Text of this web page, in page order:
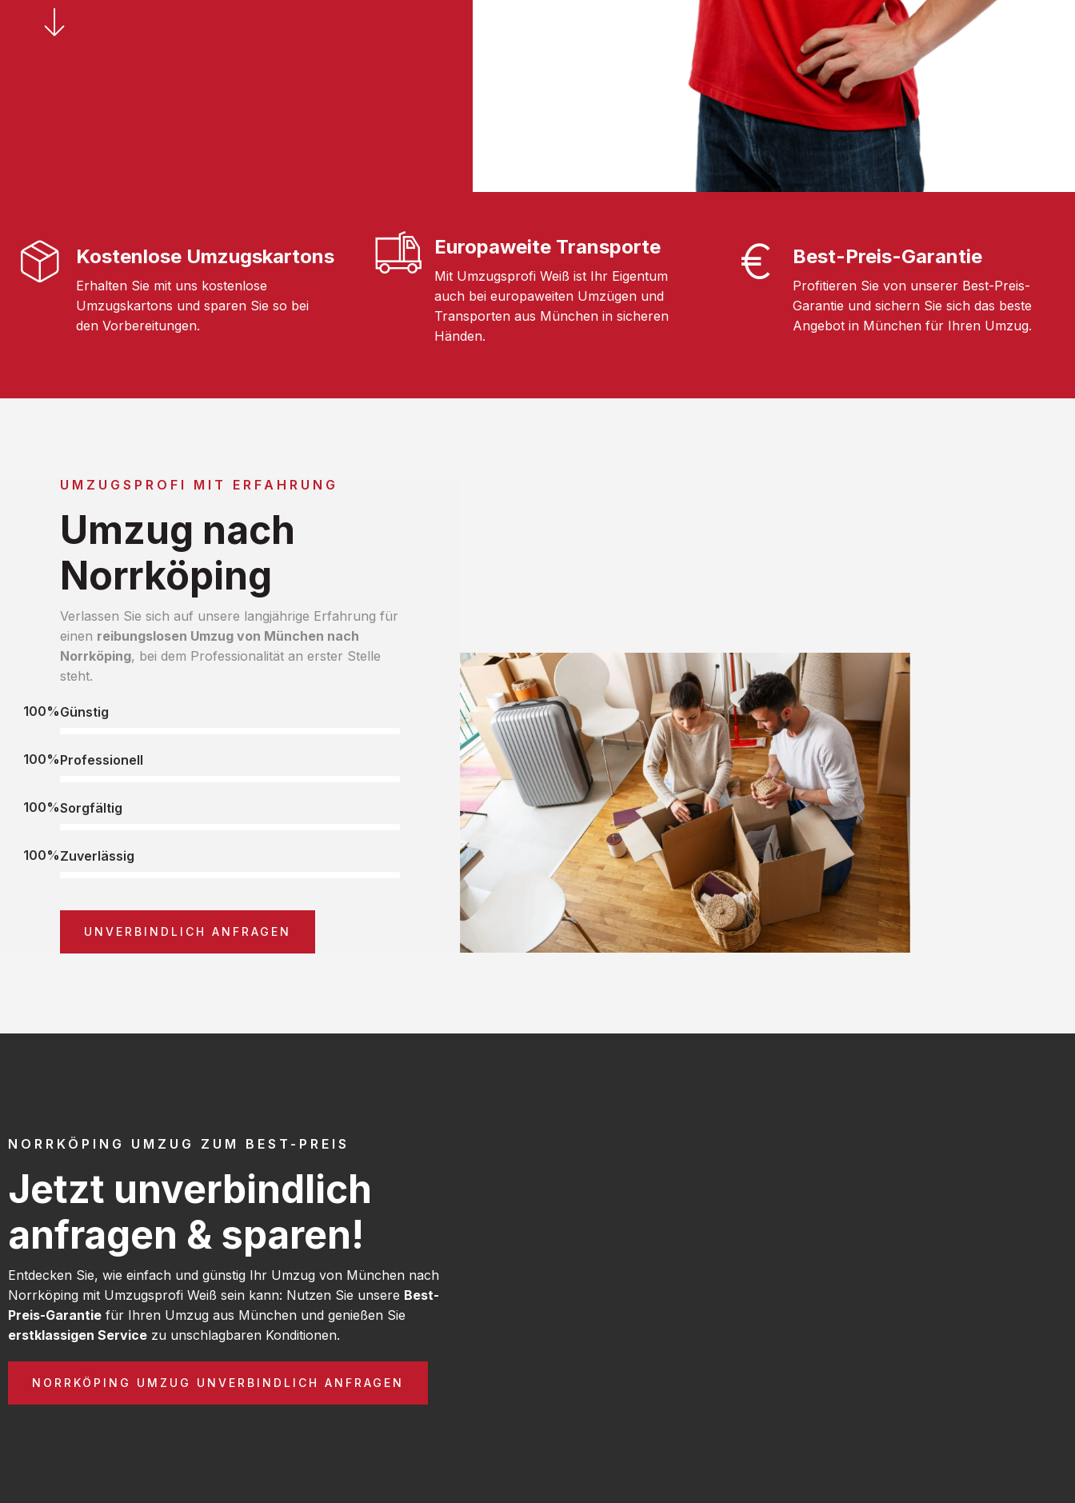
Kostenlose Umzugskartons
Erhalten Sie mit uns kostenlose
Umzugskartons und sparen Sie so bei
den Vorbereitungen.
Europaweite Transporte
Mit Umzugsprofi Weiß ist Ihr Eigentum
auch bei europaweiten Umzügen und
Transporten aus München in sicheren
Händen.
Best-Preis-Garantie
Profitieren Sie von unserer Best-Preis-
Garantie und sichern Sie sich das beste
Angebot in München für Ihren Umzug.
UMZUGSPROFI MIT ERFAHRUNG
Umzug nach
Norrköping
Verlassen Sie sich auf unsere langjährige Erfahrung für
einen reibungslosen Umzug von München nach
Norrköping, bei dem Professionalität an erster Stelle
steht.
Günstig
100%
Professionell
100%
Sorgfältig
100%
Zuverlässig
100%
UNVERBINDLICH ANFRAGEN
NORRKÖPING UMZUG ZUM BEST-PREIS
Jetzt unverbindlich
anfragen & sparen!
Entdecken Sie, wie einfach und günstig Ihr Umzug von München nach
Norrköping mit Umzugsprofi Weiß sein kann: Nutzen Sie unsere Best-
Preis-Garantie für Ihren Umzug aus München und genießen Sie
erstklassigen Service zu unschlagbaren Konditionen.
NORRKÖPING UMZUG UNVERBINDLICH ANFRAGEN